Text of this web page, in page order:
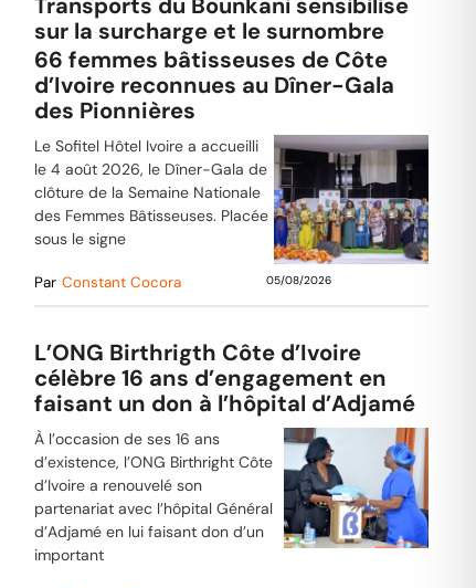
sur la surcharge et le surnombre
66 femmes bâtisseuses de Côte
d’Ivoire reconnues au Dîner-Gala
des Pionnières
Le Sofitel Hôtel Ivoire a accueilli
le 4 août 2026, le Dîner-Gala de
clôture de la Semaine Nationale
des Femmes Bâtisseuses. Placée
sous le signe
Par Constant Cocora 05/08/2026
L’ONG Birthrigth Côte d’Ivoire
célèbre 16 ans d’engagement en
faisant un don à l’hôpital d’Adjamé
À l’occasion de ses 16 ans
d’existence, l’ONG Birthright Côte
d’Ivoire a renouvelé son
partenariat avec l’hôpital Général
d’Adjamé en lui faisant don d’un
important